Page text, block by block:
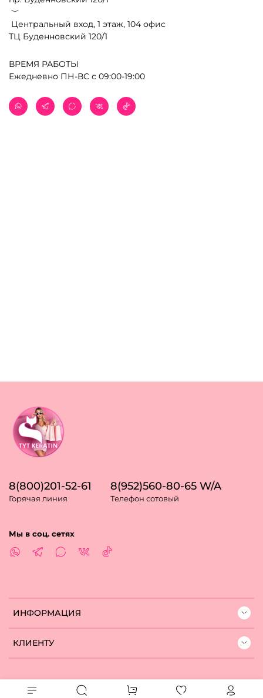
﹀
Центральный вход, 1 этаж, 104 офис
ТЦ Буденновский 120/1
ВРЕМЯ РАБОТЫ
Ежедневно ПН-ВС с 09:00-19:00
ИНФОРМАЦИЯ
КЛИЕНТУ
8(800)201-52-61
Горячая линия
8(952)560-80-65 W/A
Телефон сотовый
Мы в соц. сетях